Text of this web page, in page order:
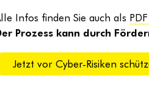
Infos finden Sie auch als
Prozess kann durch
Jetzt vor Cyber-Risiken